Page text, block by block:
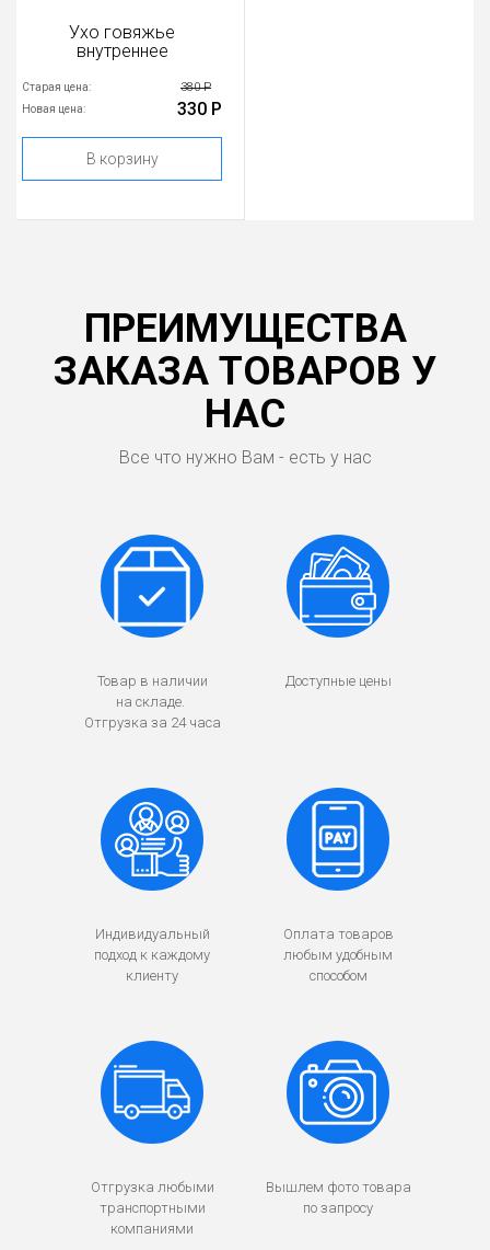
Ухо говяжье
внутреннее
Старая цена: 380 Р
Новая цена: 330 Р
В корзину
ПРЕИМУЩЕСТВА
ЗАКАЗА ТОВАРОВ У
НАС
Все что нужно Вам - есть у нас
Товар в наличии
на складе.
Отгрузка за 24 часа
Доступные цены
Индивидуальный
подход к каждому
клиенту
Оплата товаров
любым удобным
способом
Отгрузка любыми
транспортными
компаниями
Вышлем фото товара
по запросу